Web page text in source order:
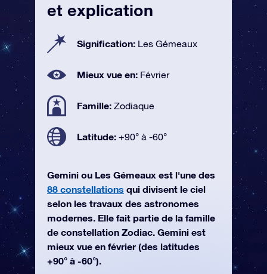
et explication
Signification: Les Gémeaux
Mieux vue en: Février
Famille: Zodiaque
Latitude: +90° à -60°
Gemini ou Les Gémeaux est l'une des
88 constellations qui divisent le ciel
selon les travaux des astronomes
modernes. Elle fait partie de la famille
de constellation Zodiac. Gemini est
mieux vue en février (des latitudes
+90° à -60°).